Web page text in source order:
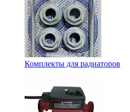
Комплекты для радиаторов